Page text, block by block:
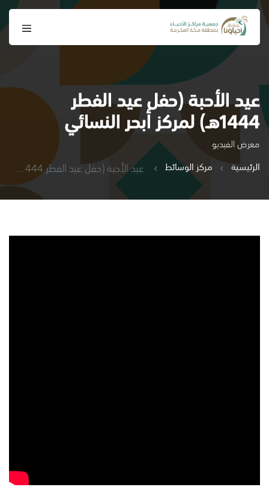
عيد الأحبة (حفل عيد الفطر
1444هـ) لمركز أبحر النسائي
معرض الفيديو
الرئيسية
مركز الوسائط عيد الأحبة (حفل عيد الفطر 1444هـ) لمركز أبحر النسائي